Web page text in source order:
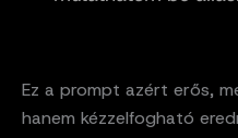
Ez a prompt azért erős,
hanem kézzelfogható